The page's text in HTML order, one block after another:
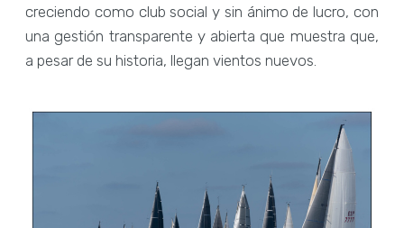
creciendo como club social y sin ánimo de lucro, con
una gestión transparente y abierta que muestra que,
a pesar de su historia, llegan vientos nuevos.